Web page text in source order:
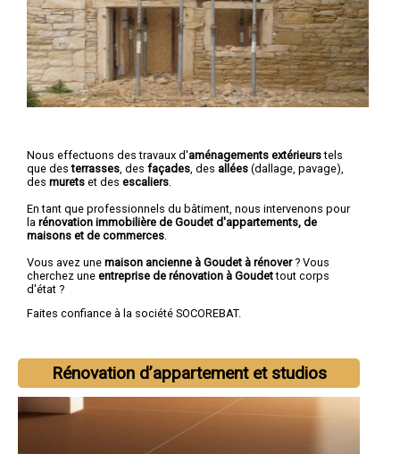
Nous effectuons des travaux d'aménagements extérieurstels
que desterrasses , des façades , des allées (dallage, pavage),
des murets et des escaliers
En tant que professionnels du bâtiment, nous intervenons pour
la rénovation immobilière de Goudet d'appartements, de
maisons et de commerces
Vous avez une maison ancienne à Goudet à rénover? Vous
cherchez une entreprise de rénovation à Goudettout corps
d'état ?
Faites confiance à la société SOCOREBAT.
Rénovation d’appartement et studios